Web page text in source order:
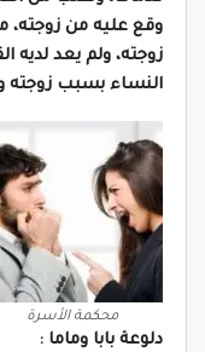
وقع عليه من زوجته،
زوجته، ولم يعد لديه
النساء بسبب زوجته
محكمة الأسرة
دلوعة بابا وماما :